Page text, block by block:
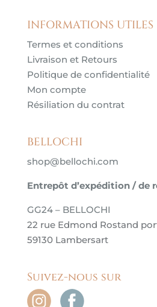
INFORMATIONS UTILES
Termes et conditions
Livraison et Retours
Politique de confidentialité
Mon compte
Résiliation du contrat
BELLOCHI
shop@bellochi.com
Entrepôt d’expédition / de
GG24 – BELLOCHI
22 rue Edmond Rostand
59130 Lambersart
Suivez-nous sur